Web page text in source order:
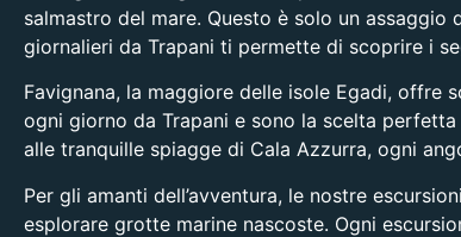
salmastro del mare. Questo è solo un
giornalieri da Trapani ti permette di scoprire i
Favignana, la maggiore delle isole Egadi, offre
ogni giorno da Trapani e sono la scelta
alle tranquille spiagge di Cala Azzurra, ogni
Per gli amanti dell’avventura, le nostre
esplorare grotte marine nascoste. Ogni